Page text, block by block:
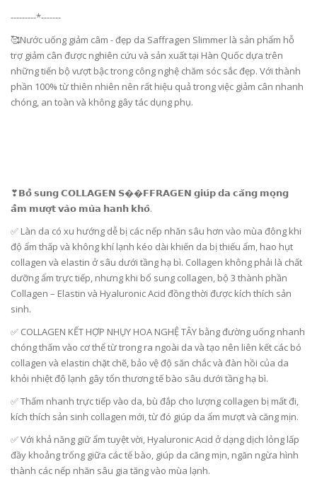
---------*-------
🥰Nước uống giảm câm - đẹp da Saffragen Slimmer là sản phẩm hỗ
trợ giảm cân được nghiên cứu và sản xuất tại Hàn Quốc dựa trên
những tiến bộ vượt bậc trong công nghệ chăm sóc sắc đẹp. Với thành
phần 100% từ thiên nhiên nên rất hiệu quả trong việc giảm cân nhanh
chóng, an toàn và không gây tác dụng phụ.
❣𝗕𝗼̂̉ 𝘀𝘂𝗻𝗴 𝗖𝗢𝗟𝗟𝗔𝗚𝗘𝗡 𝗦��𝗙𝗙𝗥𝗔𝗚𝗘𝗡 𝗴𝗶𝘂́𝗽 𝗱𝗮 𝗰𝗮̆𝗻𝗴 𝗺𝗼̣𝗻𝗴
𝗮̂̉𝗺 𝗺𝘂̛𝗼̛̣𝘁 𝘃𝗮̀𝗼 𝗺𝘂̀𝗮 𝗵𝗮𝗻𝗵 𝗸𝗵𝗼̂.
✅ Làn da có xu hướng dễ bị các nếp nhăn sâu hơn vào mùa đông khi
độ ẩm thấp và không khí lạnh kéo dài khiến da bị thiếu ẩm, hao hụt
collagen và elastin ở sâu dưới tầng hạ bì. Collagen không phải là chất
dưỡng ẩm trực tiếp, nhưng khi bổ sung collagen, bộ 3 thành phần
Collagen – Elastin và Hyaluronic Acid đồng thời được kích thích sản
sinh.
✅ COLLAGEN KẾT HỢP NHỤY HOA NGHỆ TÂY bằng đường uống nhanh
chóng thấm vào cơ thể từ trong ra ngoài da và tạo nên liên kết các bó
collagen và elastin chặt chẽ, bảo vệ độ săn chắc và đàn hồi của da
khỏi nhiệt độ lạnh gây tổn thương tế bào sâu dưới tầng hạ bì.
✅ Thấm nhanh trực tiếp vào da, bù đắp cho lượng collagen bị mất đi,
kích thích sản sinh collagen mới, từ đó giúp da ẩm mượt và căng mịn.
✅ Với khả năng giữ ẩm tuyệt vời, Hyaluronic Acid ở dạng dịch lỏng lấp
đầy khoảng trống giữa các tế bào, giúp da căng mịn, ngăn ngừa hình
thành các nếp nhăn sâu gia tăng vào mùa lạnh.